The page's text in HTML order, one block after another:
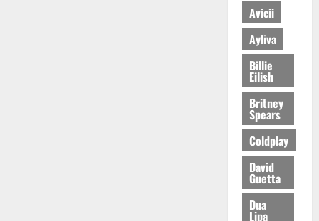
Avicii
Ayliva
Billie
Eilish
Britney
Spears
Coldplay
David
Guetta
Dua
Lipa